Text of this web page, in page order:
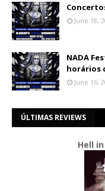
June 18,
NADA
horários
June 16,
ÚLTIMAS REVIEWS
Hell